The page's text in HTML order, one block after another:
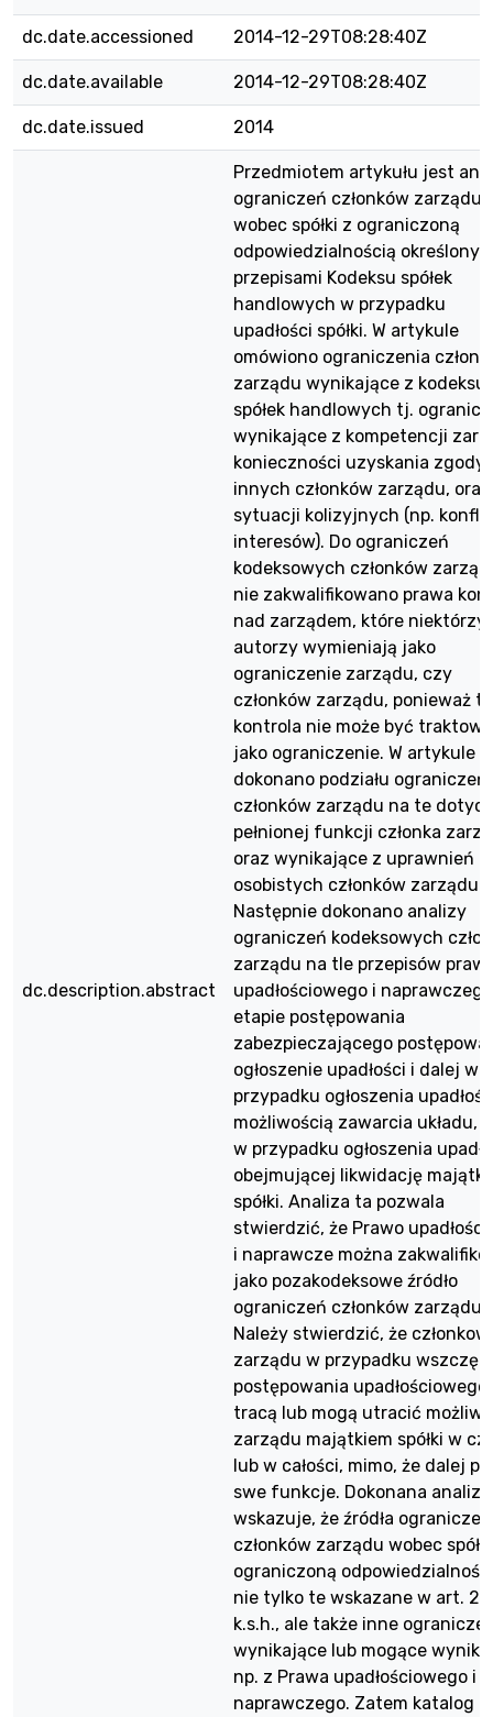
dc.date.accessioned 2014-12-29T08:28:40Z
dc.date.available 2014-12-29T08:28:40Z
dc.date.issued 2014
dc.description.abstract
Przedmiotem artykułu jest
ograniczeń członków zarządu
wobec spółki z ograniczoną
odpowiedzialnością
przepisami Kodeksu spółek
handlowych w przypadku
upadłości spółki. W artykule
omówiono ograniczenia
zarządu wynikające z kodeksu
spółek handlowych tj.
wynikające z kompetencji
konieczności uzyskania zgody
innych członków zarządu, oraz
sytuacji kolizyjnych (np.
interesów). Do ograniczeń
kodeksowych członków
nie zakwalifikowano prawa
nad zarządem, które niektórzy
autorzy wymieniają jako
ograniczenie zarządu, czy
członków zarządu, ponieważ
kontrola nie może być
jako ograniczenie. W artykule
dokonano podziału ograniczeń
członków zarządu na te
pełnionej funkcji członka
oraz wynikające z uprawnień
osobistych członków zarządu.
Następnie dokonano analizy
ograniczeń kodeksowych
zarządu na tle przepisów
upadłościowego i
etapie postępowania
zabezpieczającego
ogłoszenie upadłości i dalej w
przypadku ogłoszenia
możliwością zawarcia układu,
w przypadku ogłoszenia
obejmującej likwidację
spółki. Analiza ta pozwala
stwierdzić, że Prawo
i naprawcze można
jako pozakodeksowe źródło
ograniczeń członków zarządu.
Należy stwierdzić, że
zarządu w przypadku
postępowania upadłościowego
tracą lub mogą utracić
zarządu majątkiem spółki w
lub w całości, mimo, że dalej
swe funkcje. Dokonana analiza
wskazuje, że źródła ograniczeń
członków zarządu wobec
ograniczoną
nie tylko te wskazane w art.
k.s.h., ale także inne
wynikające lub mogące
np. z Prawa upadłościowego i
naprawczego. Zatem katalog